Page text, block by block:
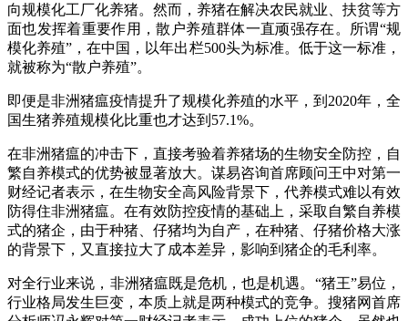
向规模化工厂化养猪。然而，养猪在解决农民就业、扶贫等方
面也发挥着重要作用，散户养殖群体一直顽强存在。所谓“规
模化养殖”，在中国，以年出栏500头为标准。低于这一标准，
就被称为“散户养殖”。
即便是非洲猪瘟疫情提升了规模化养殖的水平，到2020年，全
国生猪养殖规模化比重也才达到57.1%。
在非洲猪瘟的冲击下，直接考验着养猪场的生物安全防控，自
繁自养模式的优势被显著放大。谋易咨询首席顾问王中对第一
财经记者表示，在生物安全高风险背景下，代养模式难以有效
防得住非洲猪瘟。在有效防控疫情的基础上，采取自繁自养模
式的猪企，由于种猪、仔猪均为自产，在种猪、仔猪价格大涨
的背景下，又直接拉大了成本差异，影响到猪企的毛利率。
对全行业来说，非洲猪瘟既是危机，也是机遇。“猪王”易位，
行业格局发生巨变，本质上就是两种模式的竞争。搜猪网首席